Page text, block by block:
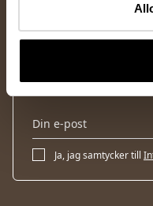
Prenumerera på vårt
köp samt tillgång till
Ja, jag samtycker till